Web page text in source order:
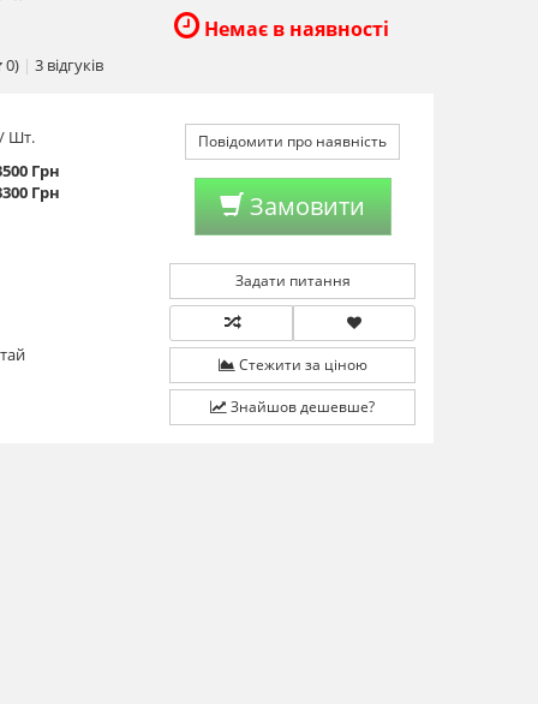
Немає в наявності
0) | 3 відгуків
/ Шт.
Грн
Грн
Повідомити про наявність
Замовити
Задати питання
Стежити за ціною
Знайшов дешевше?